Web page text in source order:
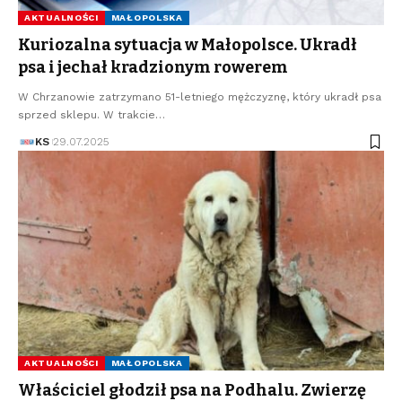
AKTUALNOŚCI MAŁOPOLSKA
Kuriozalna sytuacja w Małopolsce. Ukradł
psa i jechał kradzionym rowerem
W Chrzanowie zatrzymano 51-letniego mężczyznę, który ukradł psa
sprzed sklepu. W trakcie…
KS 29.07.2025
AKTUALNOŚCI MAŁOPOLSKA
Właściciel głodził psa na Podhalu. Zwierzę